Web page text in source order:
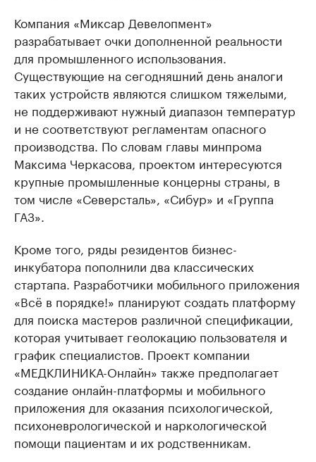
Компания «Миксар Девелопмент»
разрабатывает очки дополненной реальности
для промышленного использования.
Существующие на сегодняшний день аналоги
таких устройств являются слишком тяжелыми,
не поддерживают нужный диапазон температур
и не соответствуют регламентам опасного
производства. По словам главы минпрома
Максима Черкасова, проектом интересуются
крупные промышленные концерны страны, в
том числе «Северсталь», «Сибур» и «Группа
ГАЗ».
Кроме того, ряды резидентов бизнес-
инкубатора пополнили два классических
стартапа. Разработчики мобильного приложения
«Всё в порядке!» планируют создать платформу
для поиска мастеров различной спецификации,
которая учитывает геолокацию пользователя и
график специалистов. Проект компании
«МЕДКЛИНИКА-Онлайн» также предполагает
создание онлайн-платформы и мобильного
приложения для оказания психологической,
психоневрологической и наркологической
помощи пациентам и их родственникам.